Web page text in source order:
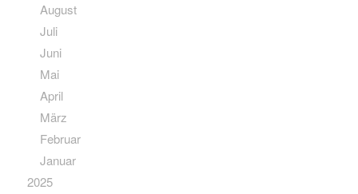
August
Juli
Juni
Mai
April
März
Februar
Januar
2025